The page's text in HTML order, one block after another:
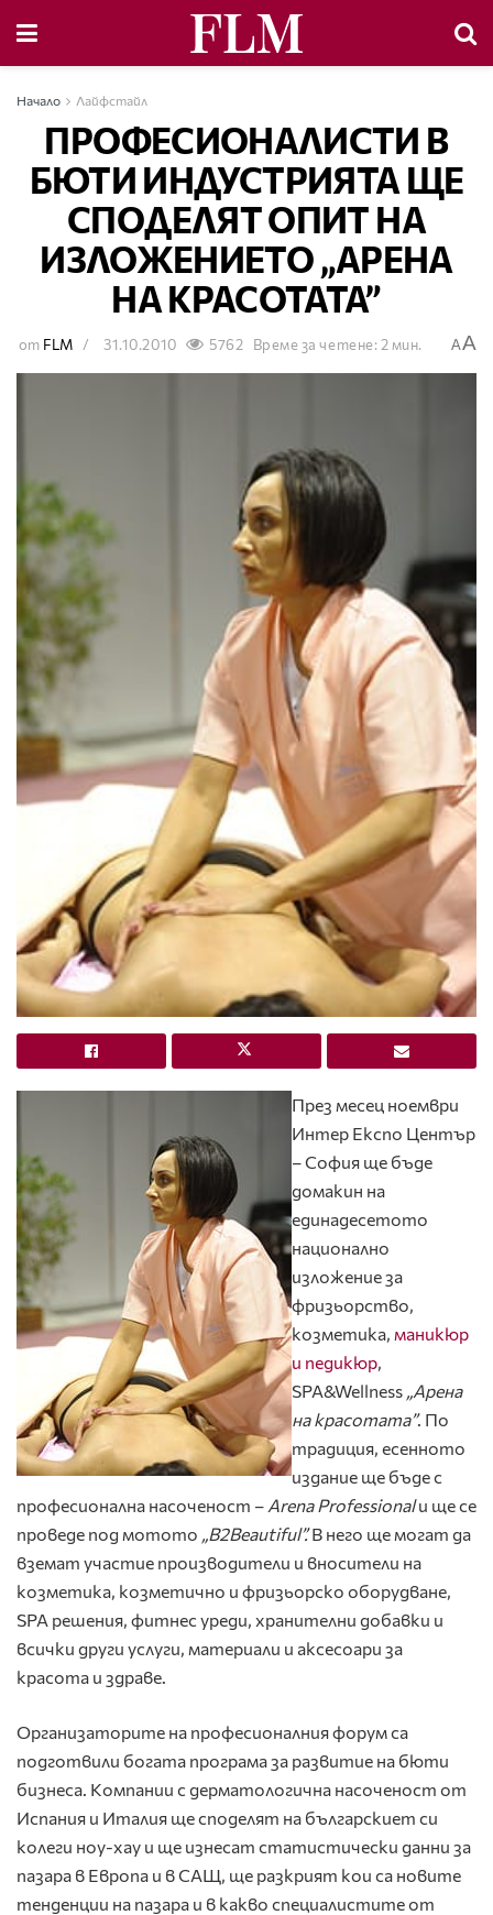
Начало Лайфстайл
ПРОФЕСИОНАЛИСТИ В
БЮТИ ИНДУСТРИЯТА ЩЕ
СПОДЕЛЯТ ОПИТ НА
ИЗЛОЖЕНИЕТО „АРЕНА
НА КРАСОТАТА”
от FLM 31.10.2010 5762 Време за четене: 2 мин. AA
През месец ноември
Интер Експо Център
– София ще бъде
домакин на
единадесетото
национално
изложение за
фризьорство,
козметика, маникюр
и педикюр,
SPA&Wellness „Арена
на красотата”. По
традиция, есенното
издание ще бъде с
професионална насоченост – Arena Professional и ще се
проведе под мотото „B2Beautiful”.В него ще могат да
вземат участие производители и вносители на
козметика, козметично и фризьорско оборудване,
SPA решения, фитнес уреди, хранителни добавки и
всички други услуги, материали и аксесоари за
красота и здраве.
Организаторите на професионалния форум са
подготвили богата програма за развитие на бюти
бизнеса. Kомпании с дерматологична насоченост от
Испания и Италия ще споделят на българскиет си
колеги ноу-хау и ще изнесат статистически данни за
пазара в Европа и в САЩ, ще разкрият кои са новите
тенденции на пазара и в какво специалистите от